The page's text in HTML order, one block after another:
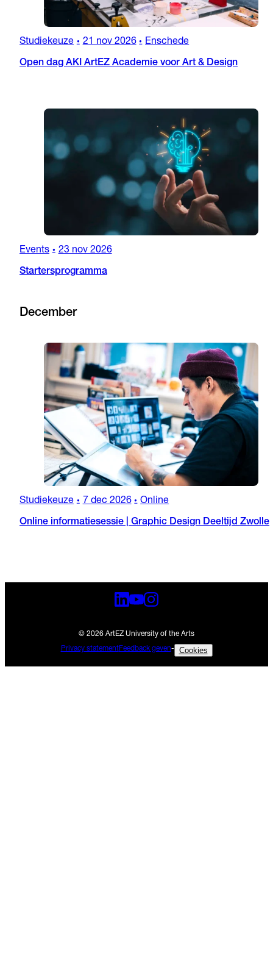
Studiekeuze • 21 nov 2026 • Enschede
Open dag AKI ArtEZ Academie voor Art & Design
Events • 23 nov 2026
Startersprogramma
December
Studiekeuze • 7 dec 2026 • Online
Online informatiesessie | Graphic Design Deeltijd Zwolle
© 2026 ArtEZ University of the Arts
Privacy statementFeedback geven- Cookies